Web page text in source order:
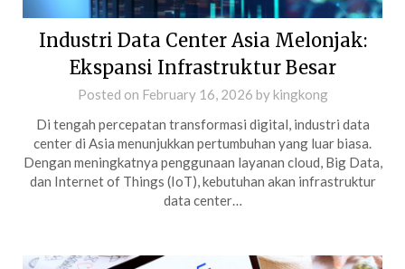
Industri Data Center Asia Melonjak:
Ekspansi Infrastruktur Besar
Posted on February 16, 2026 bykingkong
Di tengah percepatan transformasi digital, industri data
center di Asia menunjukkan pertumbuhan yang luar biasa.
Dengan meningkatnya penggunaan layanan cloud, Big Data,
dan Internet of Things (IoT), kebutuhan akan infrastruktur
data center…